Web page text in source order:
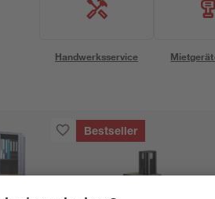
Handwerksservice
Bestseller